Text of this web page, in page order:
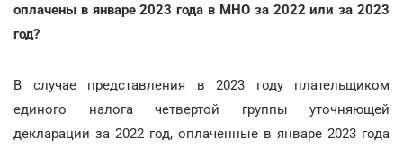
оплачены в январе 2023 года в МНО за 2022 или за 2023
год?
В случае представления в 2023 году плательщиком
единого налога четвертой группы уточняющей
декларации за 2022 год, оплаченные в январе 2023 года